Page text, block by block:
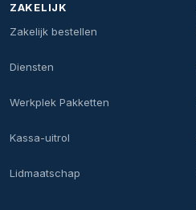
ZAKELIJK
Zakelijk bestellen
Diensten
Werkplek Pakketten
Kassa-uitrol
Lidmaatschap